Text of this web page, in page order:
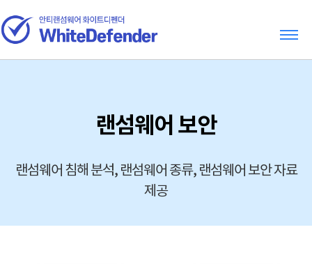
랜섬웨어 보안
랜섬웨어 침해 분석, 랜섬웨어 종류, 랜섬웨어 보안 자료
제공